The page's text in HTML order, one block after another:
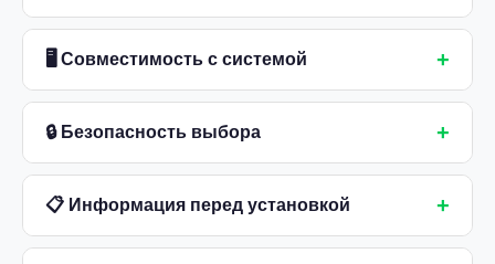
🖥 Совместимость с системой +
🔒 Безопасность выбора +
📋 Информация перед установкой +